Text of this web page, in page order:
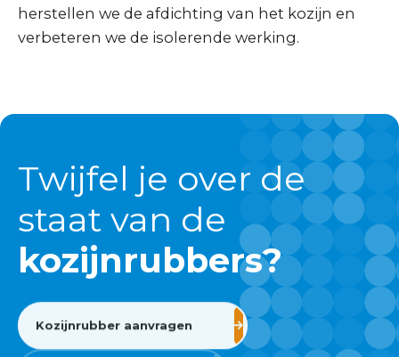
herstellen we de afdichting van het kozijn en
verbeteren we de isolerende werking.
Twijfel je over de
staat van de
kozijnrubbers?
Kozijnrubber aanvragen